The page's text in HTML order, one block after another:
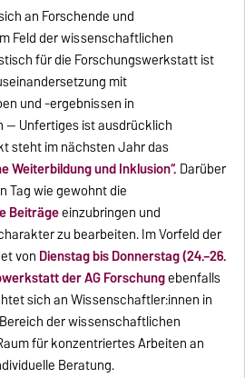
an Forschende und
Feld der wissenschaftlichen
für die Forschungswerkstatt ist
mit
und -ergebnissen in
— Unfertiges ist ausdrücklich
steht im nächsten Jahr das
Weiterbildung und Inklusion“. Darüber
Tag wie gewohnt die
Beiträgeeinzubringen und
zu bearbeiten. Im Vorfeld der
von Dienstag bis Donnerstag (24.–26.
der AG Forschungebenfalls
sich an Wissenschaftler:innen in
der wissenschaftlichen
für konzentriertes Arbeiten an
Beratung.